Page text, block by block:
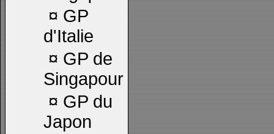
¤ GP
d'Italie
¤ GP de
Singapour
¤ GP du
Japon